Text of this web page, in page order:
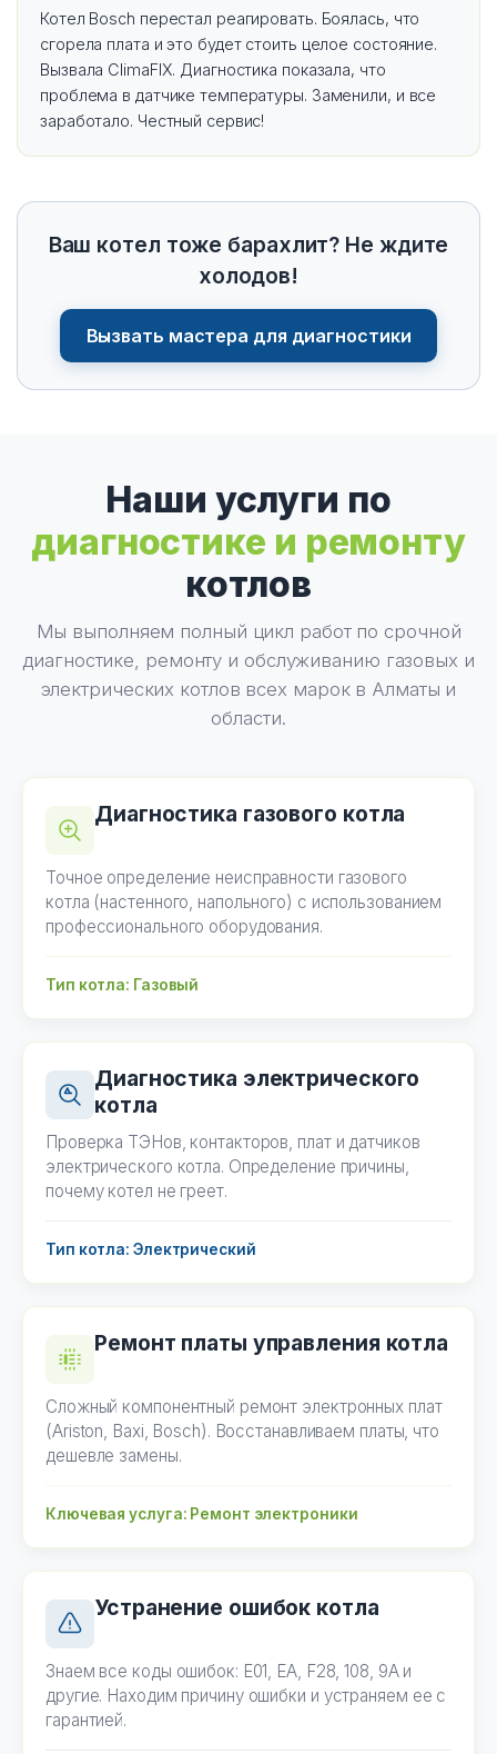
Котел Bosch перестал реагировать. Боялась, что
сгорела плата и это будет стоить целое состояние.
Вызвала ClimaFIX. Диагностика показала, что
проблема в датчике температуры. Заменили, и все
заработало. Честный сервис!
Ваш котел тоже барахлит? Не ждите
холодов!
Вызвать мастера для диагностики
Наши услуги по
диагностике и ремонту
котлов
Мы выполняем полный цикл работ по срочной
диагностике, ремонту и обслуживанию газовых и
электрических котлов всех марок в Алматы и
области.
Диагностика газового котла
Точное определение неисправности газового
котла (настенного, напольного) с использованием
профессионального оборудования.
Тип котла: Газовый
Диагностика электрического
котла
Проверка ТЭНов, контакторов, плат и датчиков
электрического котла. Определение причины,
почему котел не греет.
Тип котла: Электрический
Ремонт платы управления котла
Сложный компонентный ремонт электронных плат
(Ariston, Baxi, Bosch). Восстанавливаем платы, что
дешевле замены.
Ключевая услуга: Ремонт электроники
Устранение ошибок котла
Знаем все коды ошибок: E01, EA, F28, 108, 9A и
другие. Находим причину ошибки и устраняем ее с
гарантией.